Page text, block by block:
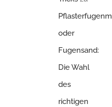
oder
Fugensand:
Die Wahl
des
richtigen